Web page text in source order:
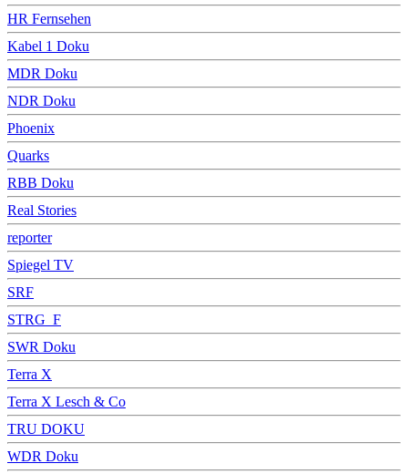
HR Fernsehen
Kabel 1 Doku
MDR Doku
NDR Doku
Phoenix
Quarks
RBB Doku
Real Stories
reporter
Spiegel TV
SRF
STRG_F
SWR Doku
Terra X
Terra X Lesch & Co
TRU DOKU
WDR Doku